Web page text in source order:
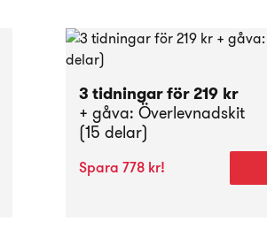
3 tidningar för 219 kr
+ gåva: Överlevnadskit
(15 delar)
Spara 778 kr!